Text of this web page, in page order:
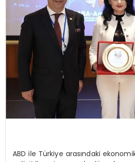
TEKNOLOJI
YAŞAM
ABD ile Türkiye arasındaki